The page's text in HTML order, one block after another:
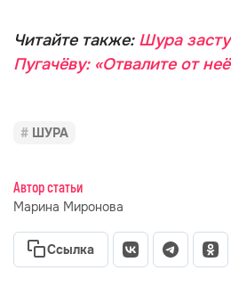
Читайте также: Шура
Пугачёву: «Отвалите от
ШУРА
Автор статьи
Марина Миронова
Ссылка